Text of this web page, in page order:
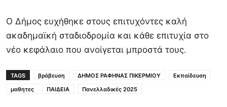
Ο Δήμος ευχήθηκε στους επιτυχόντες καλή
ακαδημαϊκή σταδιοδρομία και κάθε επιτυχία στο
νέο κεφάλαιο που ανοίγεται μπροστά τους.
TAGS βράβευση ΔΗΜΟΣ ΡΑΦΗΝΑΣ ΠΙΚΕΡΜΙΟΥ
Εκπαίδευση
μαθητες
ΠΑΙΔΕΙΑ Πανελλαδικές 2025